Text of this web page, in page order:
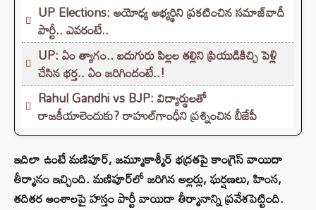
UP Elections: అయోధ్య అభ్యర్థిని ప్రకటించిన సమాజ్‌వాదీ
పార్టీ.. ఎవరంటే..
UP: ఏం త్యాగం.. ఐదుగురు పిల్లల తల్లిని ప్రియుడికిచ్చి పెళ్లి
చేసిన భర్త.. ఏం జరిగిందంటే..!
Rahul Gandhi vs BJP: విద్యార్థులతో
రాజకీయాలెందుకు? రాహుల్‌గాంధీని ప్రశ్నించిన బీజేపీ
ఇదిలా ఉంటే మణిపూర్, జమ్మూకాశ్మీర్ భద్రతపై కాంగ్రెస్ వాయిదా
తీర్మానం ఇచ్చింది. మణిపూర్‌లో జరిగిన అల్లర్లు, ఘర్షణలు, హింస,
తదితర అంశాలపై హస్తం పార్టీ వాయిదా తీర్మానాన్ని ప్రవేశపెట్టింది.